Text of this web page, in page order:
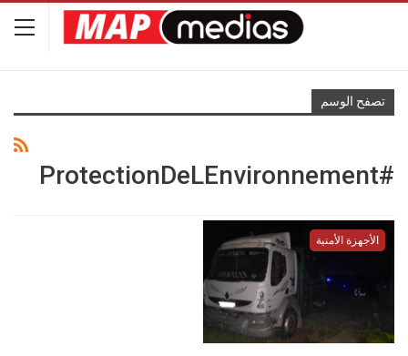
تصفح الوسم
#ProtectionDeLEnvironnement
الأجهزة الأمنية